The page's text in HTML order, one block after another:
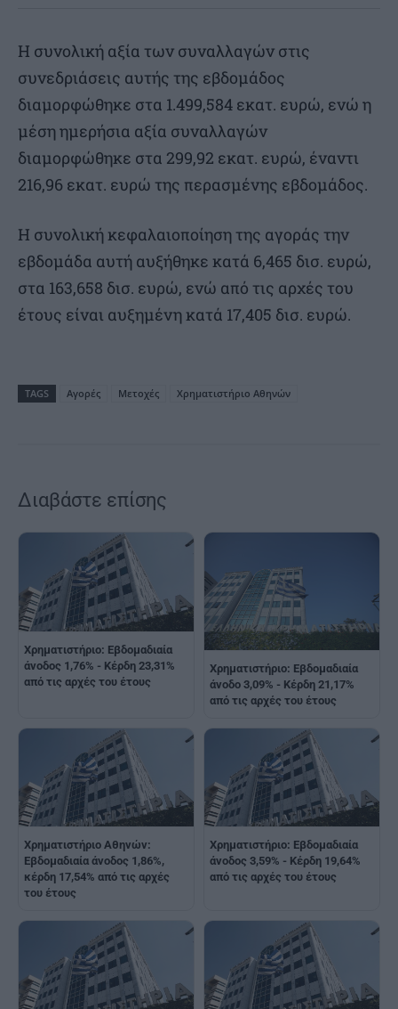
Η συνολική αξία των συναλλαγών στις
συνεδριάσεις αυτής της εβδομάδος
διαμορφώθηκε στα 1.499,584 εκατ. ευρώ, ενώ η
μέση ημερήσια αξία συναλλαγών
διαμορφώθηκε στα 299,92 εκατ. ευρώ, έναντι
216,96 εκατ. ευρώ της περασμένης εβδομάδος.
Η συνολική κεφαλαιοποίηση της αγοράς την
εβδομάδα αυτή αυξήθηκε κατά 6,465 δισ. ευρώ,
στα 163,658 δισ. ευρώ, ενώ από τις αρχές του
έτους είναι αυξημένη κατά 17,405 δισ. ευρώ.
TAGS Αγορές Μετοχές Χρηματιστήριο Αθηνών
Διαβάστε επίσης
Χρηματιστήριο: Εβδομαδιαία
άνοδος 1,76% - Κέρδη 23,31%
από τις αρχές του έτους
Χρηματιστήριο: Εβδομαδιαία
άνοδο 3,09% - Κέρδη 21,17%
από τις αρχές του έτους
Χρηματιστήριο Αθηνών:
Εβδομαδιαία άνοδος 1,86%,
κέρδη 17,54% από τις αρχές
του έτους
Χρηματιστήριο: Εβδομαδιαία
άνοδος 3,59% - Κέρδη 19,64%
από τις αρχές του έτους